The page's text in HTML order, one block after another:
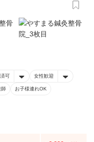
可 女性歓迎
師 お子様連れOK